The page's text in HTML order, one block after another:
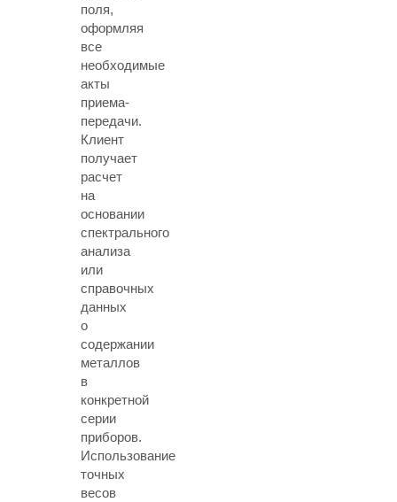
поля,
оформляя
все
необходимые
акты
приема-
передачи.
Клиент
получает
расчет
на
основании
спектрального
анализа
или
справочных
данных
о
содержании
металлов
в
конкретной
серии
приборов.
Использование
точных
весов